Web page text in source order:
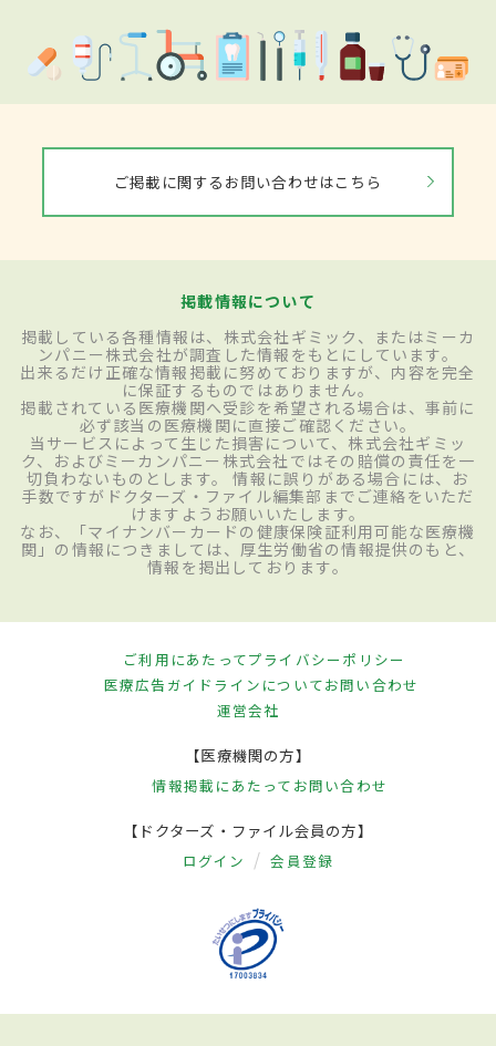
ご掲載に関するお問い合わせはこちら
掲載情報について
掲載している各種情報は、株式会社ギミック、またはミーカ
ンパニー株式会社が調査した情報をもとにしています。
出来るだけ正確な情報掲載に努めておりますが、内容を完全
に保証するものではありません。
掲載されている医療機関へ受診を希望される場合は、事前に
必ず該当の医療機関に直接ご確認ください。
当サービスによって生じた損害について、株式会社ギミッ
ク、およびミーカンパニー株式会社ではその賠償の責任を一
切負わないものとします。 情報に誤りがある場合には、お
手数ですがドクターズ・ファイル編集部までご連絡をいただ
けますようお願いいたします。
なお、「マイナンバーカードの健康保険証利用可能な医療機
関」の情報につきましては、厚生労働省の情報提供のもと、
情報を掲出しております。
ご利用にあたってプライバシーポリシー
医療広告ガイドラインについてお問い合わせ
運営会社
【医療機関の方】
情報掲載にあたって お問い合わせ
【ドクターズ・ファイル会員の方】
ログイン 会員登録